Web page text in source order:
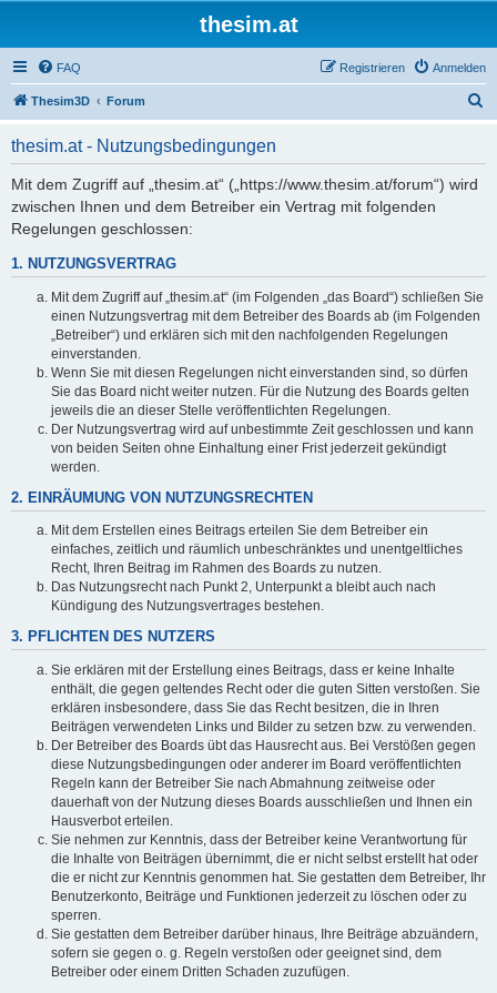
thesim.at
FAQ Anmelden
Registrieren
Thesim3D Forum
thesim.at - Nutzungsbedingungen
Mit dem Zugriff auf „thesim.at“ („https://www.thesim.at/forum“) wird
zwischen Ihnen und dem Betreiber ein Vertrag mit folgenden
Regelungen geschlossen:
1. NUTZUNGSVERTRAG
Mit dem Zugriff auf „thesim.at“ (im Folgenden „das Board“) schließen Sie
einen Nutzungsvertrag mit dem Betreiber des Boards ab (im Folgenden
„Betreiber“) und erklären sich mit den nachfolgenden Regelungen
einverstanden.
Wenn Sie mit diesen Regelungen nicht einverstanden sind, so dürfen
Sie das Board nicht weiter nutzen. Für die Nutzung des Boards gelten
jeweils die an dieser Stelle veröffentlichten Regelungen.
Der Nutzungsvertrag wird auf unbestimmte Zeit geschlossen und kann
von beiden Seiten ohne Einhaltung einer Frist jederzeit gekündigt
werden.
2. EINRÄUMUNG VON NUTZUNGSRECHTEN
Mit dem Erstellen eines Beitrags erteilen Sie dem Betreiber ein
einfaches, zeitlich und räumlich unbeschränktes und unentgeltliches
Recht, Ihren Beitrag im Rahmen des Boards zu nutzen.
Das Nutzungsrecht nach Punkt 2, Unterpunkt a bleibt auch nach
Kündigung des Nutzungsvertrages bestehen.
3. PFLICHTEN DES NUTZERS
Sie erklären mit der Erstellung eines Beitrags, dass er keine Inhalte
enthält, die gegen geltendes Recht oder die guten Sitten verstoßen. Sie
erklären insbesondere, dass Sie das Recht besitzen, die in Ihren
Beiträgen verwendeten Links und Bilder zu setzen bzw. zu verwenden.
Der Betreiber des Boards übt das Hausrecht aus. Bei Verstößen gegen
diese Nutzungsbedingungen oder anderer im Board veröffentlichten
Regeln kann der Betreiber Sie nach Abmahnung zeitweise oder
dauerhaft von der Nutzung dieses Boards ausschließen und Ihnen ein
Hausverbot erteilen.
Sie nehmen zur Kenntnis, dass der Betreiber keine Verantwortung für
die Inhalte von Beiträgen übernimmt, die er nicht selbst erstellt hat oder
die er nicht zur Kenntnis genommen hat. Sie gestatten dem Betreiber, Ihr
Benutzerkonto, Beiträge und Funktionen jederzeit zu löschen oder zu
sperren.
Sie gestatten dem Betreiber darüber hinaus, Ihre Beiträge abzuändern,
sofern sie gegen o. g. Regeln verstoßen oder geeignet sind, dem
Betreiber oder einem Dritten Schaden zuzufügen.